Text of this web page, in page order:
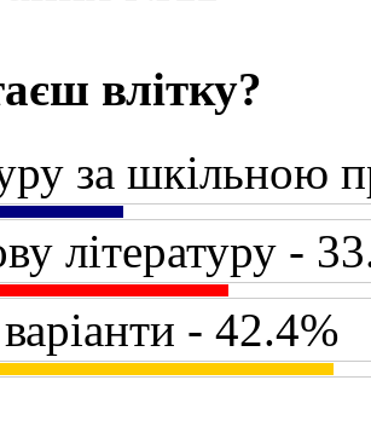
влітку?
за шкільною
літературу -
- 42.4%